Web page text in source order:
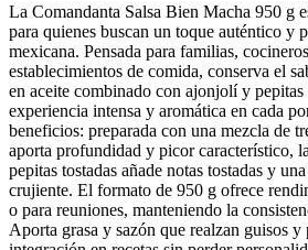
La Comandanta Salsa Bien Macha 950 g
para quienes buscan un toque auténtico y
mexicana. Pensada para familias,
establecimientos de comida, conserva el
en aceite combinado con ajonjolí y pepitas
experiencia intensa y aromática en cada
beneficios: preparada con una mezcla de
aporta profundidad y picor característico,
pepitas tostadas añade notas tostadas y
crujiente. El formato de 950 g ofrece
o para reuniones, manteniendo la
Aporta grasa y sazón que realzan guisos